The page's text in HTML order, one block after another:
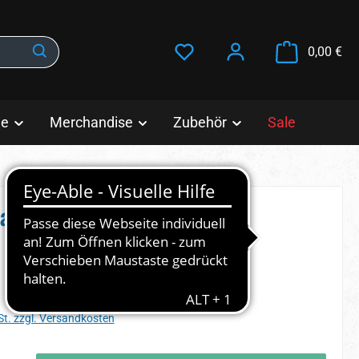
0,00 €
Merchandise Zubehör Sale
EN
zzgl. Versandkosten